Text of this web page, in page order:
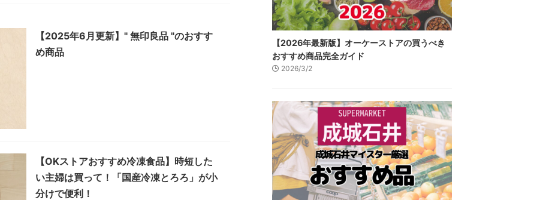
【2025年6月更新】" 無印良品 "のおすす
め商品
【OKストアおすすめ冷凍食品】時短した
い主婦は買って！「国産冷凍とろろ」が小
分けで便利！
【2026年最新版】オーケーストアの買うべき
おすすめ商品完全ガイド
2026/3/2